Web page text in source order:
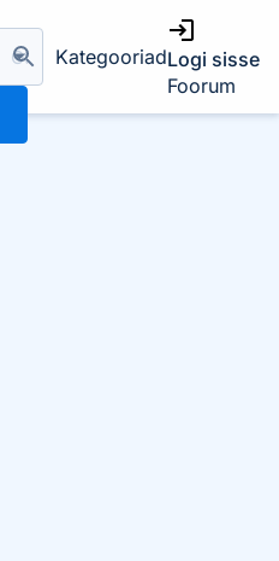
KategooriadLogi sisse
Foorum